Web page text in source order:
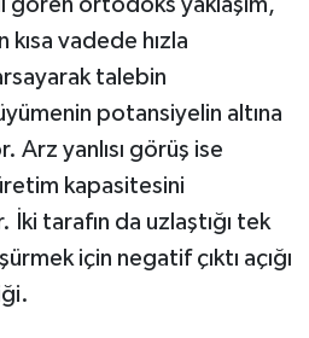
gören ortodoks yaklaşım,
vadede hızla
talebin
potansiyelin altına
Arz yanlısı görüş ise
kapasitesini
tarafın da uzlaştığı tek
için negatif çıktı açığı